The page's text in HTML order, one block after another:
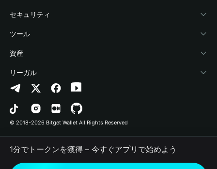
アカデミー
暗号資産ニュース
Help Center
お問い合わせ
ブランドリソース
キャリア
Stablecoin Earn
Payfi Crypto
Crypto Swap API
Altcoin Season Index
Prediction Markets
DApp
RWA
デベロッパー
ウォレットを接続
Bitget Wallet Pay
プロジェクトを掲載
セキュリティ
保護基金
セキュリティ技術
ツール
暗号資産を購入
認証検出
コントラクト検出
一括送金
資産
Arbitrum
Avalanche
Bitcoin
Polygon
リーガル
プライバシーポリシー
利用規約
© 2018-2026 Bitget Wallet All Rights Reserved
1分でトークンを獲得 – 今すぐアプリで始めよう